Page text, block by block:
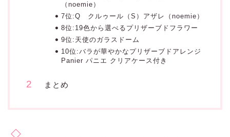
（noemie）
7位:Q クルゥール（S）アザレ（noemie）
8位:19色から選べるプリザーブドフラワー
9位:天使のガラスドーム
10位:バラが華やかなプリザーブドアレンジ
Panier パニエ クリアケース付き
まとめ